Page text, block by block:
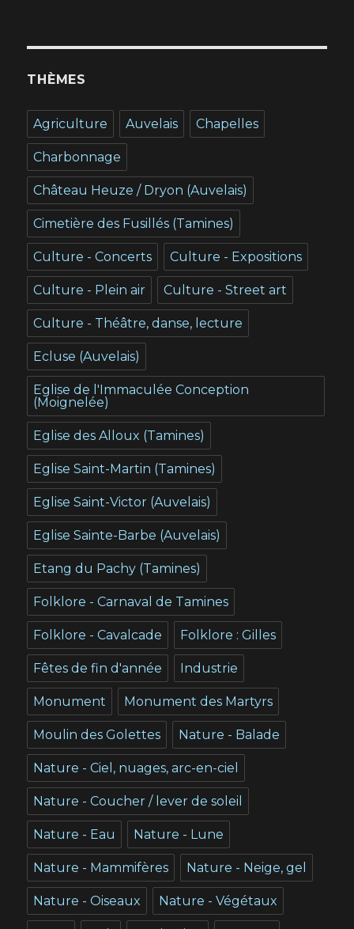
THÈMES
Agriculture Auvelais Chapelles
Charbonnage
Château Heuze / Dryon (Auvelais)
Cimetière des Fusillés (Tamines)
Culture - Concerts Culture - Expositions
Culture - Plein air Culture - Street art
Culture - Théâtre, danse, lecture
Ecluse (Auvelais)
Eglise de l'Immaculée Conception
(Moignelée)
Eglise des Alloux (Tamines)
Eglise Saint-Martin (Tamines)
Eglise Saint-Victor (Auvelais)
Eglise Sainte-Barbe (Auvelais)
Etang du Pachy (Tamines)
Folklore - Carnaval de Tamines
Folklore - Cavalcade Folklore : Gilles
Fêtes de fin d'année Industrie
Monument Monument des Martyrs
Moulin des Golettes Nature - Balade
Nature - Ciel, nuages, arc-en-ciel
Nature - Coucher / lever de soleil
Nature - Eau Nature - Lune
Nature - Mammifères Nature - Neige, gel
Nature - Oiseaux Nature - Végétaux